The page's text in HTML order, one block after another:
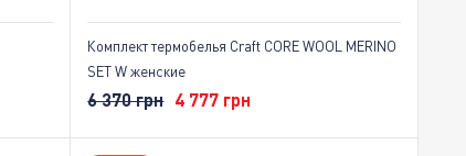
Комплект термобелья Craft CORE WOOL MERINO
SET W женские
6 370 грн 4 777 грн